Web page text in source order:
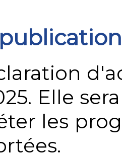
Elle
les